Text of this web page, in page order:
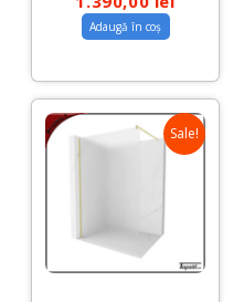
Adaugă în coș
Sale!